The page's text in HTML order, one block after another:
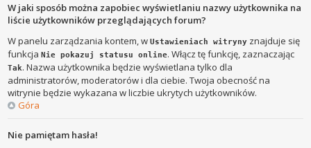
W jaki sposób można zapobiec wyświetlaniu nazwy użytkownika na
liście użytkowników przeglądających forum?
W panelu zarządzania kontem, wUstawieniach witryny znajduje się
funkcjaNie pokazuj statusu online. Włącz tę funkcję, zaznaczając
Tak. Nazwa użytkownika będzie wyświetlana tylko dla
administratorów, moderatorów i dla ciebie. Twoja obecność na
witrynie będzie wykazana w liczbie ukrytych użytkowników.
Góra
Nie pamiętam hasła!